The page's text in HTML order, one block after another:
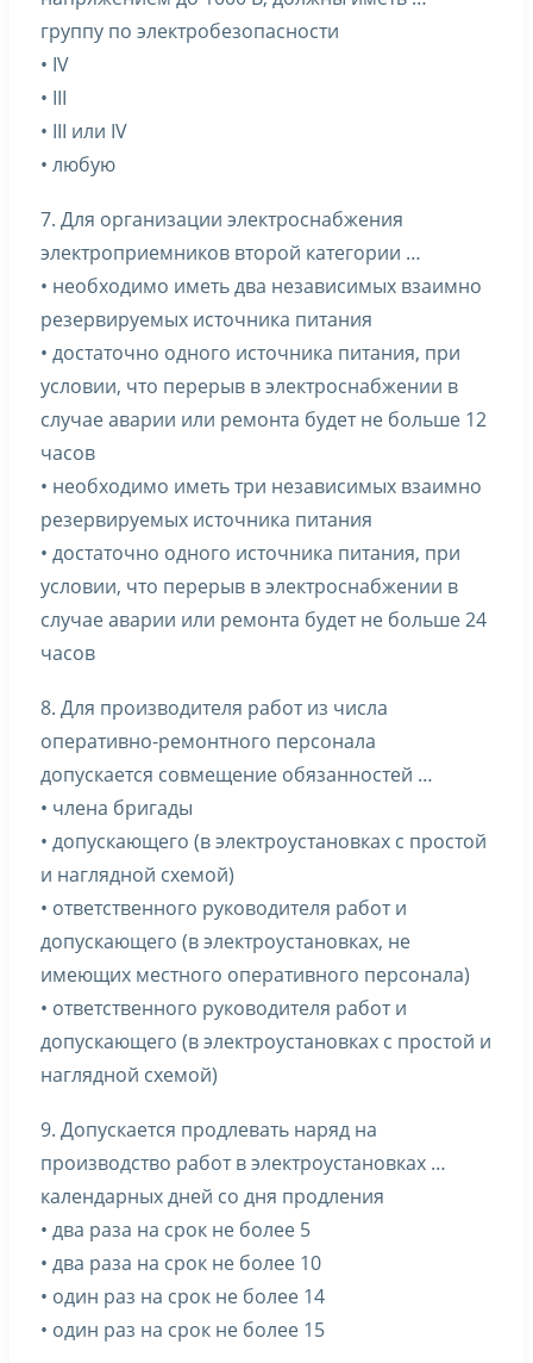
группу по электробезопасности
• IV
• III
• III или IV
• любую
7. Для организации электроснабжения
электроприемников второй категории …
• необходимо иметь два независимых взаимно
резервируемых источника питания
• достаточно одного источника питания, при
условии, что перерыв в электроснабжении в
случае аварии или ремонта будет не больше 12
часов
• необходимо иметь три независимых взаимно
резервируемых источника питания
• достаточно одного источника питания, при
условии, что перерыв в электроснабжении в
случае аварии или ремонта будет не больше 24
часов
8. Для производителя работ из числа
оперативно-ремонтного персонала
допускается совмещение обязанностей …
• члена бригады
• допускающего (в электроустановках с простой
и наглядной схемой)
• ответственного руководителя работ и
допускающего (в электроустановках, не
имеющих местного оперативного персонала)
• ответственного руководителя работ и
допускающего (в электроустановках с простой и
наглядной схемой)
9. Допускается продлевать наряд на
производство работ в электроустановках …
календарных дней со дня продления
• два раза на срок не более 5
• два раза на срок не более 10
• один раз на срок не более 14
• один раз на срок не более 15